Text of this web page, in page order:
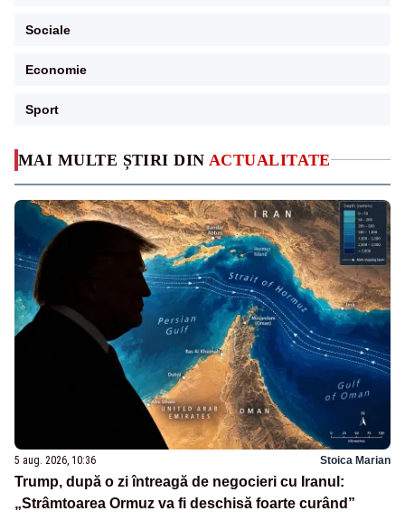
MAI MULTE ȘTIRI DIN ACTUALITATE
5 aug. 2026, 10:36 Stoica Marian
Trump, după o zi întreagă de negocieri cu Iranul:
„Strâmtoarea Ormuz va fi deschisă foarte curând”
Sociale
Economie
Sport